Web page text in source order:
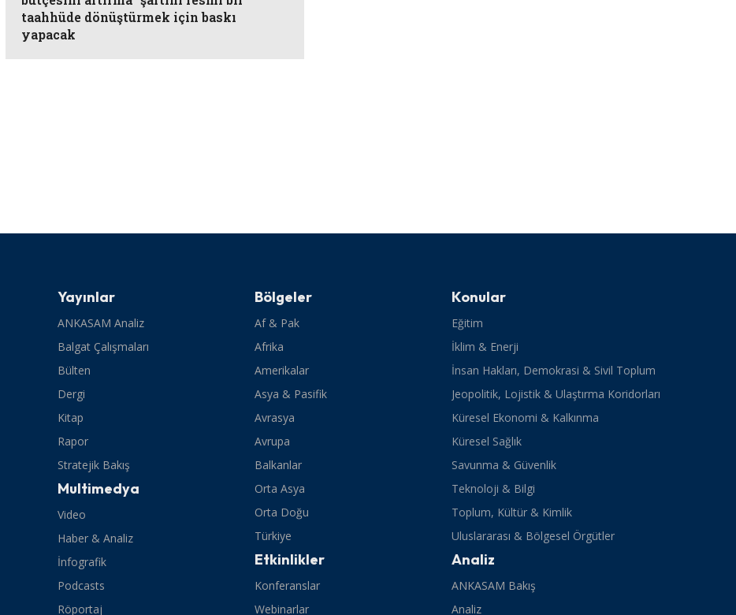
taahhüde dönüştürmek için baskı
yapacak
Yayınlar
ANKASAM Analiz
Balgat Çalışmaları
Bülten
Dergi
Kitap
Rapor
Stratejik Bakış
Multimedya
Video
Haber & Analiz
İnfografik
Podcasts
Röportaj
Bölgeler
Af & Pak
Afrika
Amerikalar
Asya & Pasifik
Avrasya
Avrupa
Balkanlar
Orta Asya
Orta Doğu
Türkiye
Etkinlikler
Konferanslar
Webinarlar
Konular
Eğitim
İklim & Enerji
İnsan Hakları, Demokrasi & Sivil Toplum
Jeopolitik, Lojistik & Ulaştırma Koridorları
Küresel Ekonomi & Kalkınma
Küresel Sağlık
Savunma & Güvenlik
Teknoloji & Bilgi
Toplum, Kültür & Kimlik
Uluslararası & Bölgesel Örgütler
Analiz
ANKASAM Bakış
Analiz